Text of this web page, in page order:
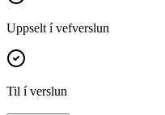
Uppselt í vefverslun
Til í verslun